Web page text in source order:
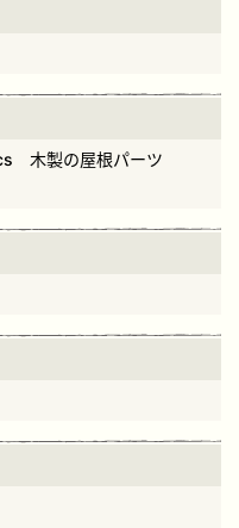
木製の屋根パーツ